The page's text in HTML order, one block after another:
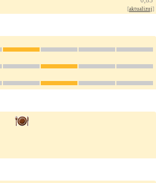
[aktualizuj]